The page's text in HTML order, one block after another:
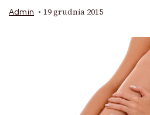
Admin 19 grudnia 2015